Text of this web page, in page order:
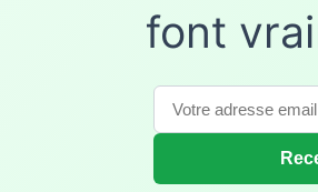
font